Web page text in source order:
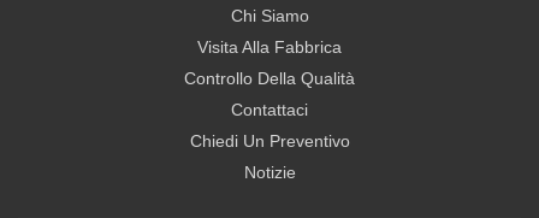
Chi Siamo
Visita Alla Fabbrica
Controllo Della Qualità
Contattaci
Chiedi Un Preventivo
Notizie